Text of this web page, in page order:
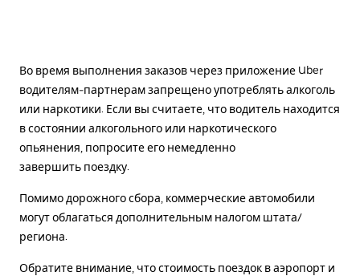
Во время выполнения заказов через приложение Uber
водителям-партнерам запрещено употреблять алкоголь
или наркотики. Если вы считаете, что водитель находится
в состоянии алкогольного или наркотического
опьянения, попросите его немедленно
завершить поездку.
Помимо дорожного сбора, коммерческие автомобили
могут облагаться дополнительным налогом штата/
региона.
Обратите внимание, что стоимость поездок в аэропорт и